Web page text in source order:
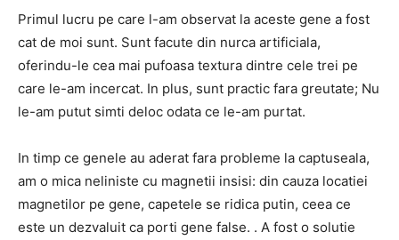
Primul lucru pe care l-am observat la aceste gene a fost
cat de moi sunt. Sunt facute din nurca artificiala,
oferindu-le cea mai pufoasa textura dintre cele trei pe
care le-am incercat. In plus, sunt practic fara greutate; Nu
le-am putut simti deloc odata ce le-am purtat.
In timp ce genele au aderat fara probleme la captuseala,
am o mica neliniste cu magnetii insisi: din cauza locatiei
magnetilor pe gene, capetele se ridica putin, ceea ce
este un dezvaluit ca porti gene false. . A fost o solutie